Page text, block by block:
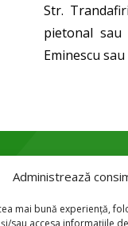
Administrează
mai bună experiență,
sau accesa informațiile
Str.
pietonal sau
Eminescu